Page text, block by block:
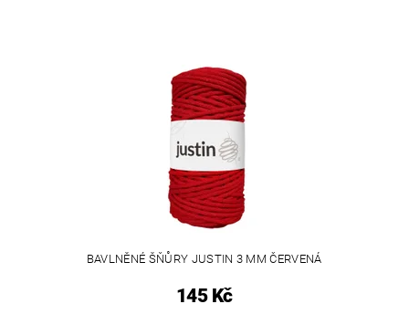
BAVLNĚNÉ ŠŇŮRY JUSTIN 3 MM ČERVENÁ
145 Kč